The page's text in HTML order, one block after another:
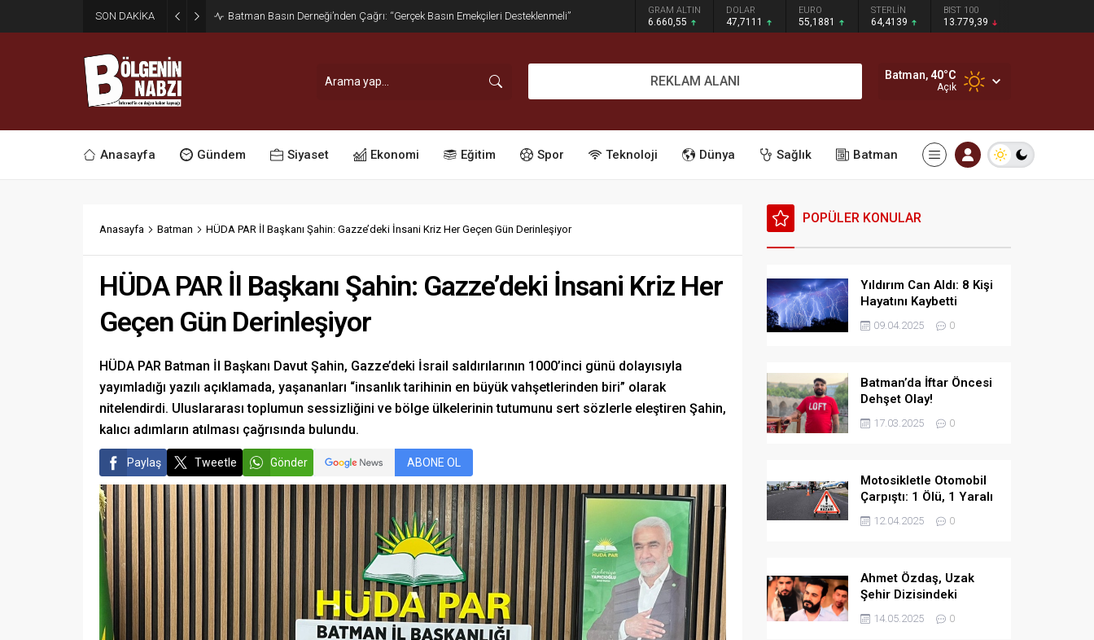
SON DAKİKA Zabıta Ekiplerinden Yol ve Kaldırım İşgaline Geçit Yok! GRAM ALTIN
6.660,55
DOLAR
47,7111
EURO
55,1881
STERLİN
64,4139
BIST 100
13.779,39
REKLAM ALANI Batman,40°C
Açık
Anasayfa Gündem Siyaset Ekonomi Eğitim Spor Teknoloji Dünya Sağlık Batman
Anasayfa Batman HÜDA PAR İl Başkanı Şahin: Gazze’deki İnsani Kriz Her Geçen Gün Derinleşiyor
HÜDA PAR İl Başkanı Şahin: Gazze’deki İnsani Kriz Her
Geçen Gün Derinleşiyor
HÜDA PAR Batman İl Başkanı Davut Şahin, Gazze’deki İsrail saldırılarının 1000’inci günü dolayısıyla
yayımladığı yazılı açıklamada, yaşananları “insanlık tarihinin en büyük vahşetlerinden biri” olarak
nitelendirdi. Uluslararası toplumun sessizliğini ve bölge ülkelerinin tutumunu sert sözlerle eleştiren Şahin,
kalıcı adımların atılması çağrısında bulundu.
Paylaş Tweetle Gönder ABONE OL
POPÜLER KONULAR
Yıldırım Can Aldı: 8 Kişi
Hayatını Kaybetti
09.04.2025 0
Batman’da İftar Öncesi
Dehşet Olay!
17.03.2025 0
Motosikletle Otomobil
Çarpıştı: 1 Ölü, 1 Yaralı
12.04.2025 0
Ahmet Özdaş, Uzak
Şehir Dizisindeki
Performansıyla Beğeni
Topladı
14.05.2025 0